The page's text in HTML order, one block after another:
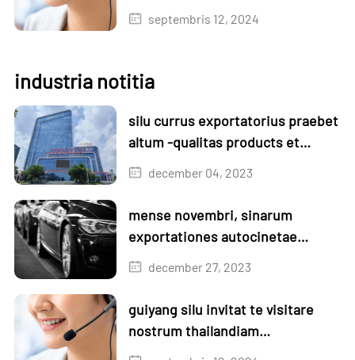
exhibitionem
septembris 12, 2024
industria notitia
silu currus exportatorius praebet
altum -qualitas products et
officia
december 04, 2023
mense novembri, sinarum
exportationes autocinetae
auctae sunt 1.3% mense in mense
december 27, 2023
guiyang silu invitat te visitare
nostrum thailandiam
exhibitionem